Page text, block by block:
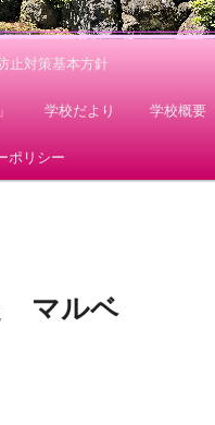
止対策基本方針
学校だより 学校概要
ポリシー
マルベ